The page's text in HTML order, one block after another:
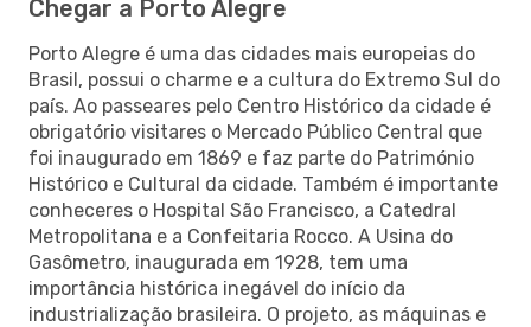
Chegar a Porto Alegre
Porto Alegre é uma das cidades mais europeias do
Brasil, possui o charme e a cultura do Extremo Sul do
país. Ao passeares pelo Centro Histórico da cidade é
obrigatório visitares o Mercado Público Central que
foi inaugurado em 1869 e faz parte do Património
Histórico e Cultural da cidade. Também é importante
conheceres o Hospital São Francisco, a Catedral
Metropolitana e a Confeitaria Rocco. A Usina do
Gasômetro, inaugurada em 1928, tem uma
importância histórica inegável do início da
industrialização brasileira. O projeto, as máquinas e